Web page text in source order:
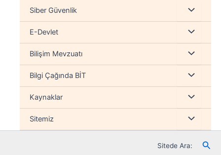
Siber Güvenlik Menu
düğmesi
E-Devlet Menu
düğmesi
Bilişim Mevzuatı Menu
düğmesi
Bilgi Çağında BİT Menu
düğmesi
Kaynaklar Menu
düğmesi
Sitemiz Menu
düğmesi
Sitede Ara: